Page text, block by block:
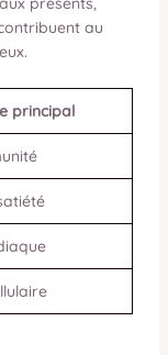
au
principal